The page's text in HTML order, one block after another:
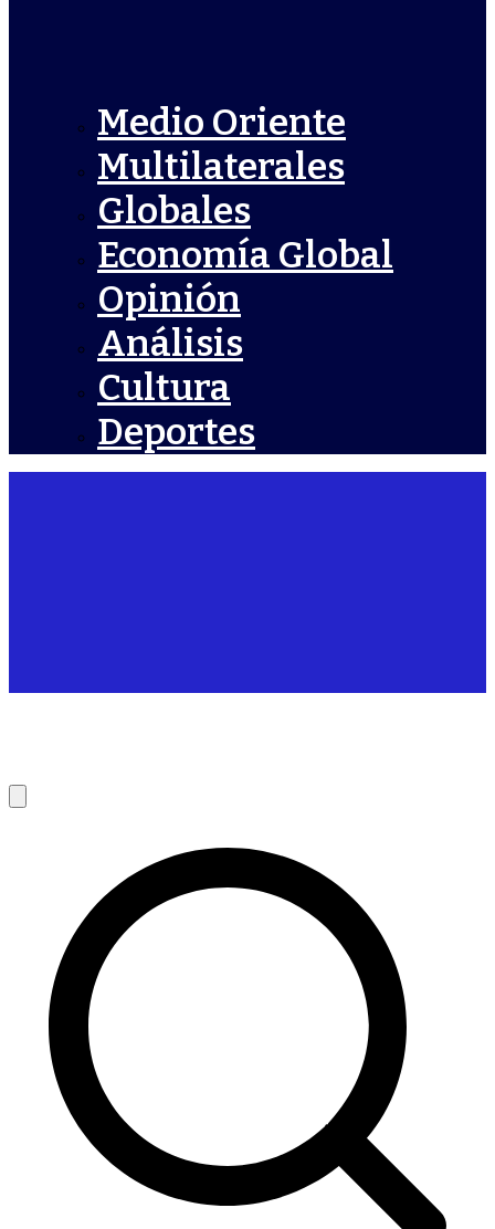
Medio Oriente
Multilaterales
Globales
Economía Global
Opinión
Análisis
Cultura
Deportes